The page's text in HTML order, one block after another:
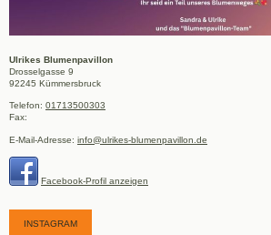
Ulrikes Blumenpavillon
Drosselgasse 9
92245 Kümmersbruck
Telefon: 01713500303
Fax:
E-Mail-Adresse: info@ulrikes-blumenpavillon.de
Facebook-Profil anzeigen
INSTAGRAM